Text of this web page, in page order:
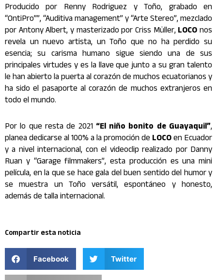
Producido por Renny Rodriguez y Toño, grabado en
“OntiPro””, “Auditiva management” y “Arte Stereo”, mezclado
por Antony Albert, y masterizado por Criss Müller, LOCOnos
revela un nuevo artista, un Toño que no ha perdido su
esencia; su carisma humano sigue siendo una de sus
principales virtudes y es la llave que junto a su gran talento
le han abierto la puerta al corazón de muchos ecuatorianos y
ha sido el pasaporte al corazón de muchos extranjeros en
todo el mundo.
Por lo que resta de 2021 “El niño bonito de Guayaquil”,
planea dedicarse al 100% a la promoción de LOCOen Ecuador
y a nivel internacional, con el videoclip realizado por Danny
Ruan y “Garage filmmakers”, esta producción es una mini
película, en la que se hace gala del buen sentido del humor y
se muestra un Toño versátil, espontáneo y honesto,
además de talla internacional.
Compartir esta noticia
Facebook Twitter